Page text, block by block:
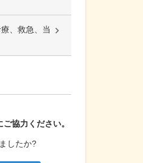
、救急、当
協力ください。
したか?